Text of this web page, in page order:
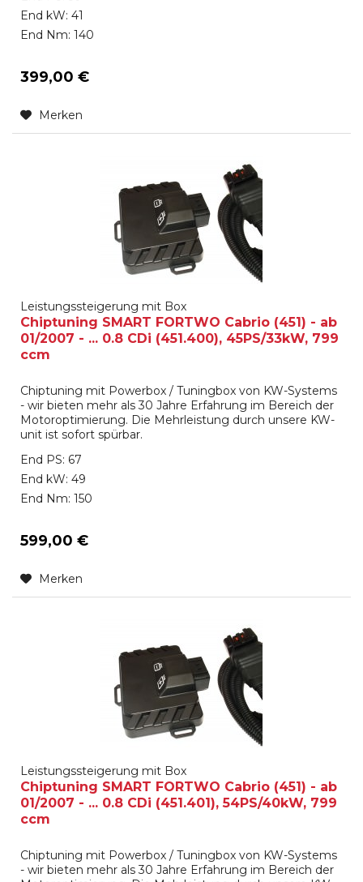
End kW: 41
End Nm: 140
399,00 €
Merken
Leistungssteigerung mit Box
Chiptuning SMART FORTWO Cabrio (451) - ab
01/2007 - ... 0.8 CDi (451.400), 45PS/33kW, 799
ccm
Chiptuning mit Powerbox / Tuningbox von KW-Systems
- wir bieten mehr als 30 Jahre Erfahrung im Bereich der
Motoroptimierung. Die Mehrleistung durch unsere KW-
unit ist sofort spürbar.
End PS: 67
End kW: 49
End Nm: 150
599,00 €
Merken
Leistungssteigerung mit Box
Chiptuning SMART FORTWO Cabrio (451) - ab
01/2007 - ... 0.8 CDi (451.401), 54PS/40kW, 799
ccm
Chiptuning mit Powerbox / Tuningbox von KW-Systems
- wir bieten mehr als 30 Jahre Erfahrung im Bereich der